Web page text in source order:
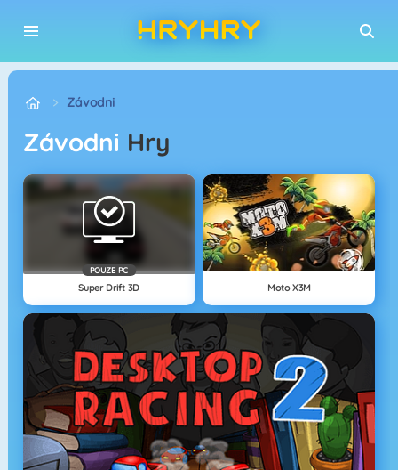
Závodni
Závodni Hry
POUZE PC
Super Drift 3D Moto X3M